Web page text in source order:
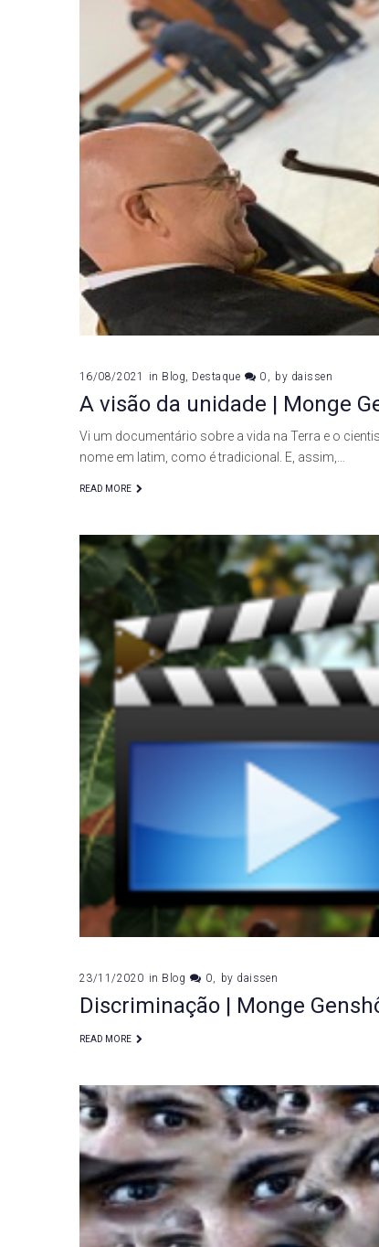
16/08/2021 in Blog, Destaque 0 by daissen
A visão da unidade | Monge
Vi um documentário sobre a vida na Terra e o
nome em latim, como é tradicional. E, assim,…
READ MORE
23/11/2020 in Blog 0 by daissen
Discriminação | Monge
READ MORE